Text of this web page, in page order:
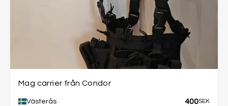
Mag carrier från Condor
Västerås 400SEK